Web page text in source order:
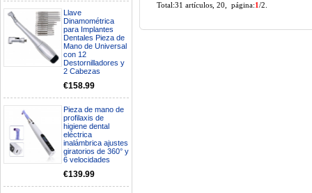
Llave
Dinamométrica
para Implantes
Dentales Pieza de
Mano de Universal
con 12
Destornilladores y
2 Cabezas
€158.99
Pieza de mano de
profilaxis de
higiene dental
eléctrica
inalámbrica ajustes
giratorios de 360° y
6 velocidades
€139.99
Total:31 artículos, 20, página:1/2.